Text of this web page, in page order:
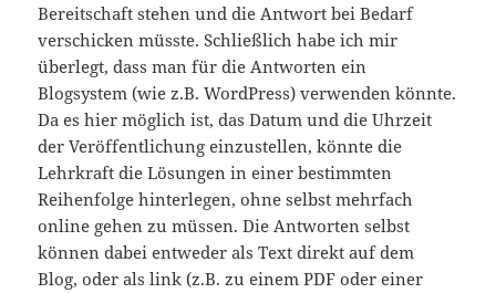
Bereitschaft stehen und die Antwort bei Bedarf
verschicken müsste. Schließlich habe ich mir
überlegt, dass man für die Antworten ein
Blogsystem (wie z.B. WordPress) verwenden könnte.
Da es hier möglich ist, das Datum und die Uhrzeit
der Veröffentlichung einzustellen, könnte die
Lehrkraft die Lösungen in einer bestimmten
Reihenfolge hinterlegen, ohne selbst mehrfach
online gehen zu müssen. Die Antworten selbst
können dabei entweder als Text direkt auf dem
Blog, oder als link (z.B. zu einem PDF oder einer